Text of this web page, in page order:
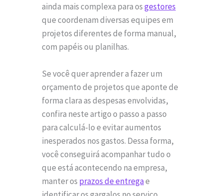
ainda mais complexa para osgestores
que coordenam diversas equipes em
projetos diferentes de forma manual,
com papéis ou planilhas.
Se você quer aprender a fazer um
orçamento de projetos que aponte de
forma clara as despesas envolvidas,
confira neste artigo o passo a passo
para calculá-lo e evitar aumentos
inesperados nos gastos. Dessa forma,
você conseguirá acompanhar tudo o
que está acontecendo na empresa,
manter os prazos de entregae